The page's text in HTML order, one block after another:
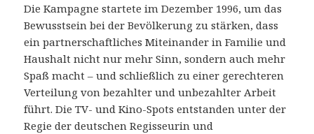
Die Kampagne startete im Dezember 1996, um das
Bewusstsein bei der Bevölkerung zu stärken, dass
ein partnerschaftliches Miteinander in Familie und
Haushalt nicht nur mehr Sinn, sondern auch mehr
Spaß macht – und schließlich zu einer gerechteren
Verteilung von bezahlter und unbezahlter Arbeit
führt. Die TV- und Kino-Spots entstanden unter der
Regie der deutschen Regisseurin und